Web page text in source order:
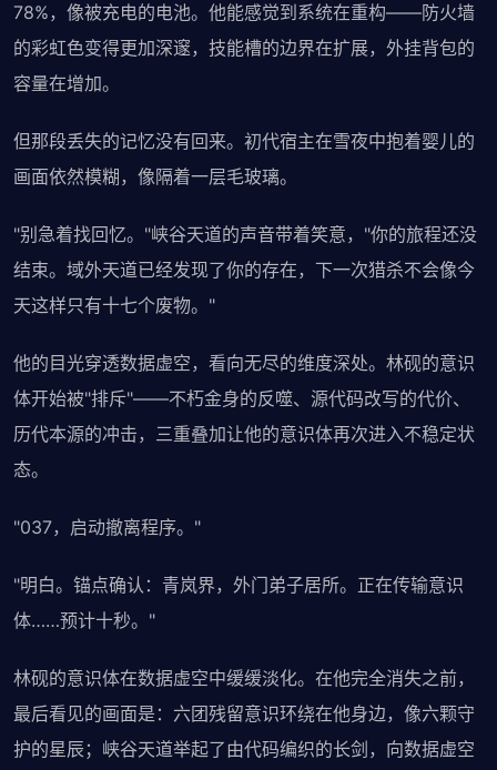
78%，像被充电的电池。他能感觉到系统在重构——防火墙
的彩虹色变得更加深邃，技能槽的边界在扩展，外挂背包的
容量在增加。
但那段丢失的记忆没有回来。初代宿主在雪夜中抱着婴儿的
画面依然模糊，像隔着一层毛玻璃。
"别急着找回忆。"峡谷天道的声音带着笑意，"你的旅程还没
结束。域外天道已经发现了你的存在，下一次猎杀不会像今
天这样只有十七个废物。"
他的目光穿透数据虚空，看向无尽的维度深处。林砚的意识
体开始被"排斥"——不朽金身的反噬、源代码改写的代价、
历代本源的冲击，三重叠加让他的意识体再次进入不稳定状
态。
"037，启动撤离程序。"
"明白。锚点确认：青岚界，外门弟子居所。正在传输意识
体……预计十秒。"
林砚的意识体在数据虚空中缓缓淡化。在他完全消失之前，
最后看见的画面是：六团残留意识环绕在他身边，像六颗守
护的星辰；峡谷天道举起了由代码编织的长剑，向数据虚空